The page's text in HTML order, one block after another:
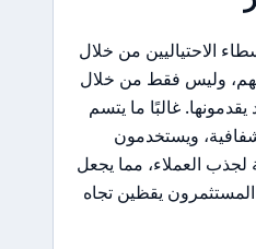
الاحتياليين من خلال
وليس فقط من خلال
يقدمونها. غالبًا ما يتسم
ويستخدمون
العملاء، مما يجعل
يقظين تجاه